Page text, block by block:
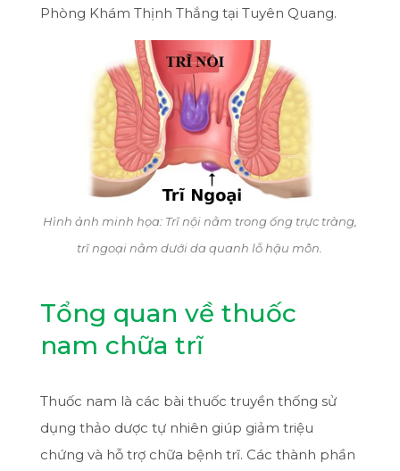
Phòng Khám Thịnh Thắng tại Tuyên Quang.
Hình ảnh minh họa: Trĩ nội nằm trong ống trực tràng,
trĩ ngoại nằm dưới da quanh lỗ hậu môn.
Tổng quan về thuốc
nam chữa trĩ
Thuốc nam là các bài thuốc truyền thống sử
dụng thảo dược tự nhiên giúp giảm triệu
chứng và hỗ trợ chữa bệnh trĩ. Các thành phần